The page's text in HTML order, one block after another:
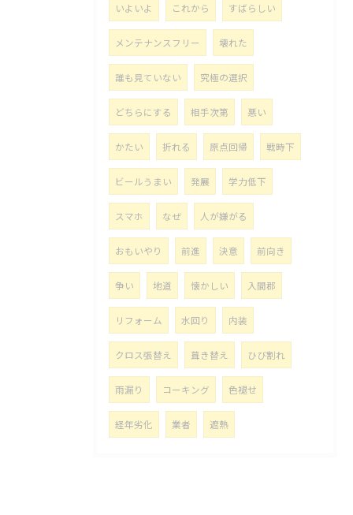
いよいよ これから すばらしい
メンテナンスフリー 壊れた
誰も見ていない 究極の選択
どちらにする 相手次第 悪い
かたい 折れる 原点回帰 戦時下
ビールうまい 発展 学力低下
スマホ なぜ 人が嫌がる
おもいやり 前進 決意 前向き
争い 地道 懐かしい 入間郡
リフォーム 水回り 内装
クロス張替え 葺き替え ひび割れ
雨漏り コーキング 色褪せ
経年劣化 業者 遮熱